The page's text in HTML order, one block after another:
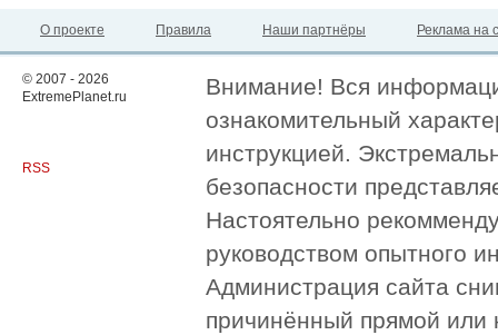
О проекте Правила Наши партнёры Реклама на
© 2007 - 2026
ExtremePlanet.ru
RSS
Внимание! Вся
ознакомительный
инструкцией.
безопасности
Настоятельно
руководством опытного
Администрация сайта
причинённый прямой или